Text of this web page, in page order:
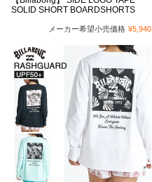
SOLID SHORT BOARDSHORTS
メーカー希望小売価格 ¥5,940